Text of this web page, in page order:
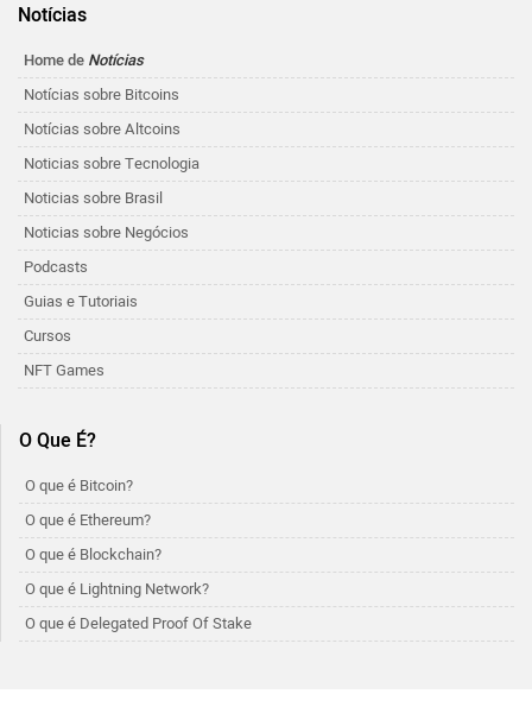
Notícias
Home de Notícias
Notícias sobre Bitcoins
Notícias sobre Altcoins
Noticias sobre Tecnologia
Noticias sobre Brasil
Noticias sobre Negócios
Podcasts
Guias e Tutoriais
Cursos
NFT Games
O Que É?
O que é Bitcoin?
O que é Ethereum?
O que é Blockchain?
O que é Lightning Network?
O que é Delegated Proof Of Stake